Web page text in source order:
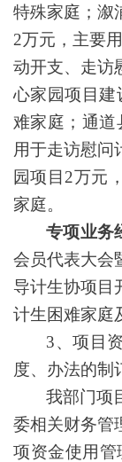
特殊家庭；溆
2万元，主要
动开支、走访
心家园项目建
难家庭；通道
用于走访慰问
园项目2万元
家庭。
专项业务
会员代表大会
导计生协项目
计生困难家庭
3、项目
度、办法的制
我部门项
委相关财务管
项资金使用管